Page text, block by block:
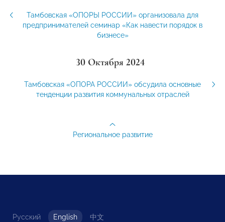
Тамбовская «ОПОРЫ РОССИИ» организовала для
предпринимателей семинар «Как навести порядок в
бизнесе»
30 Октября 2024
Тамбовская «ОПОРА РОССИИ» обсудила основные
тенденции развития коммунальных отраслей
Региональное развитие
Русский English 中文